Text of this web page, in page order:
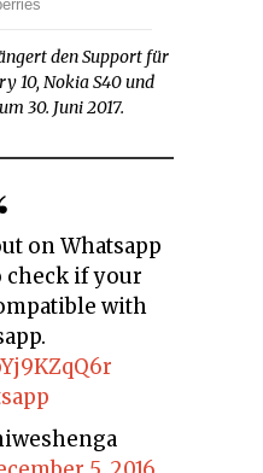
den Support für
10, Nokia S40 und
30. Juni 2017.
check if your
with